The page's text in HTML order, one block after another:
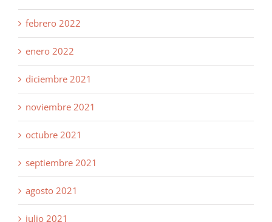
febrero 2022
enero 2022
diciembre 2021
noviembre 2021
octubre 2021
septiembre 2021
agosto 2021
julio 2021